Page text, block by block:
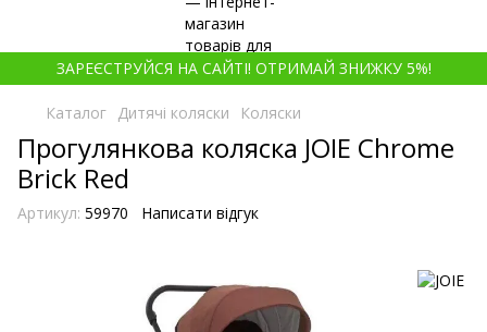
ЗАРЕЄСТРУЙСЯ НА САЙТІ! ОТРИМАЙ ЗНИЖКУ 5%!
Каталог Дитячі коляски Коляски
Прогулянкова коляска JOIE Chrome
Brick Red
Артикул: 59970 Написати відгук